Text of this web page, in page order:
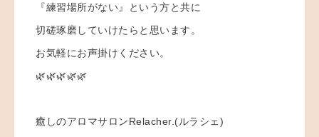
『練習場所がない』という方と共に
切磋琢磨していけたらと思います。
お気軽にお声掛けください。
🌿🌿🌿🌿🌿
癒しのアロマサロンRelacher.(ルラシェ)